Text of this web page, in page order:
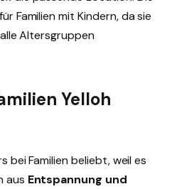
Familien mit Kindern, da sie
Altersgruppen
Yelloh
bei Familien beliebt, weil es
aus Entspannung und